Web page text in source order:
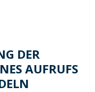
DER
AUFRUFS